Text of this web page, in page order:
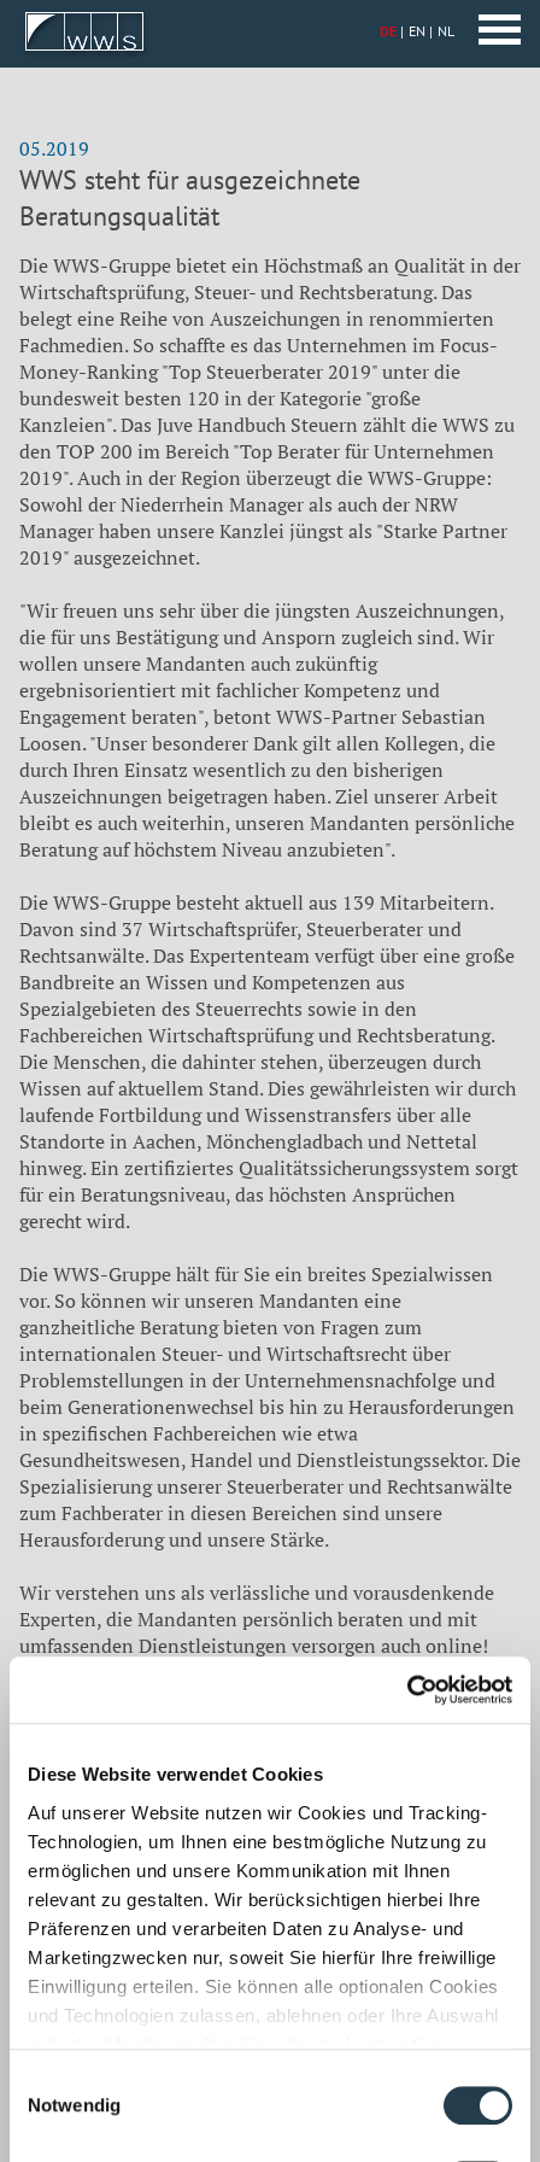
Diese Website verwendet Cookies
Auf unserer Website nutzen wir Cookies und Tracking-
Technologien, um Ihnen eine bestmögliche Nutzung zu
ermöglichen und unsere Kommunikation mit Ihnen
relevant zu gestalten. Wir berücksichtigen hierbei Ihre
Präferenzen und verarbeiten Daten zu Analyse- und
Marketingzwecken nur, soweit Sie hierfür Ihre freiwillige
Einwilligung erteilen. Sie können alle optionalen Cookies
und Technologien zulassen, ablehnen oder Ihre Auswahl
Informationen zu von uns und Drittanbietern eingesetzten
Technologien sowie zum Widerruf finden Sie in unserer
Notwendig
DE EN NL
05.2019
WWS steht für ausgezeichnete
Beratungsqualität
Die WWS-Gruppe bietet ein Höchstmaß an Qualität in der
Wirtschaftsprüfung, Steuer- und Rechtsberatung. Das
belegt eine Reihe von Auszeichungen in renommierten
Fachmedien. So schaffte es das Unternehmen im Focus-
Money-Ranking "Top Steuerberater 2019" unter die
bundesweit besten 120 in der Kategorie "große
Kanzleien". Das Juve Handbuch Steuern zählt die WWS zu
den TOP 200 im Bereich "Top Berater für Unternehmen
2019". Auch in der Region überzeugt die WWS-Gruppe:
Sowohl der Niederrhein Manager als auch der NRW
Manager haben unsere Kanzlei jüngst als "Starke Partner
2019" ausgezeichnet.
"Wir freuen uns sehr über die jüngsten Auszeichnungen,
die für uns Bestätigung und Ansporn zugleich sind. Wir
wollen unsere Mandanten auch zukünftig
ergebnisorientiert mit fachlicher Kompetenz und
Engagement beraten", betont WWS-Partner Sebastian
Loosen. "Unser besonderer Dank gilt allen Kollegen, die
durch Ihren Einsatz wesentlich zu den bisherigen
Auszeichnungen beigetragen haben. Ziel unserer Arbeit
bleibt es auch weiterhin, unseren Mandanten persönliche
Beratung auf höchstem Niveau anzubieten".
Die WWS-Gruppe besteht aktuell aus 139 Mitarbeitern.
Davon sind 37 Wirtschaftsprüfer, Steuerberater und
Rechtsanwälte. Das Expertenteam verfügt über eine große
Bandbreite an Wissen und Kompetenzen aus
Spezialgebieten des Steuerrechts sowie in den
Fachbereichen Wirtschaftsprüfung und Rechtsberatung.
Die Menschen, die dahinter stehen, überzeugen durch
Wissen auf aktuellem Stand. Dies gewährleisten wir durch
laufende Fortbildung und Wissenstransfers über alle
Standorte in Aachen, Mönchengladbach und Nettetal
hinweg. Ein zertifiziertes Qualitätssicherungssystem sorgt
für ein Beratungsniveau, das höchsten Ansprüchen
gerecht wird.
Die WWS-Gruppe hält für Sie ein breites Spezialwissen
vor. So können wir unseren Mandanten eine
ganzheitliche Beratung bieten von Fragen zum
internationalen Steuer- und Wirtschaftsrecht über
Problemstellungen in der Unternehmensnachfolge und
beim Generationenwechsel bis hin zu Herausforderungen
in spezifischen Fachbereichen wie etwa
Gesundheitswesen, Handel und Dienstleistungssektor. Die
Spezialisierung unserer Steuerberater und Rechtsanwälte
zum Fachberater in diesen Bereichen sind unsere
Herausforderung und unsere Stärke.
Wir verstehen uns als verlässliche und vorausdenkende
Experten, die Mandanten persönlich beraten und mit
umfassenden Dienstleistungen versorgen auch online!
Auf den anderen Seiten finden Sie neben wichtigen
Branchen-Links auch aktuelle Video-Tipps, News und
Infos. Rechtliche Fachinformationen wie etwa
laufend für Sie aktualisiert.
Sprechen Sie bei Fragen mit Ihrem Berater, er hilft Ihnen
gerne weiter.
Zurück
Auf dem neuesten Stand
Wirtschaftsprüfung ›